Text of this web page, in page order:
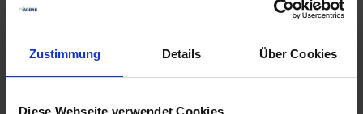
Zustimmung Details Über Cookies
Diese Webseite verwendet Cookies